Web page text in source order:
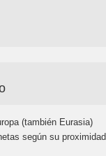
(también Eurasia)
según su proximidad